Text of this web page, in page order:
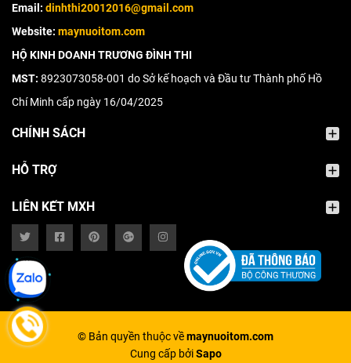
Email: dinhthi20012016@gmail.com
Website: maynuoitom.com
HỘ KINH DOANH TRƯƠNG ĐÌNH THI
MST: 8923073058-001 do Sở kế hoạch và Đầu tư Thành phố Hồ
Chí Minh cấp ngày 16/04/2025
CHÍNH SÁCH
HỖ TRỢ
LIÊN KẾT MXH
© Bản quyền thuộc vềmaynuoitom.com
Cung cấp bởi Sapo